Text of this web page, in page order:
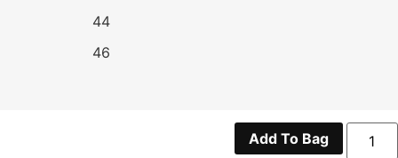
44
46
כמות
Add To Bag